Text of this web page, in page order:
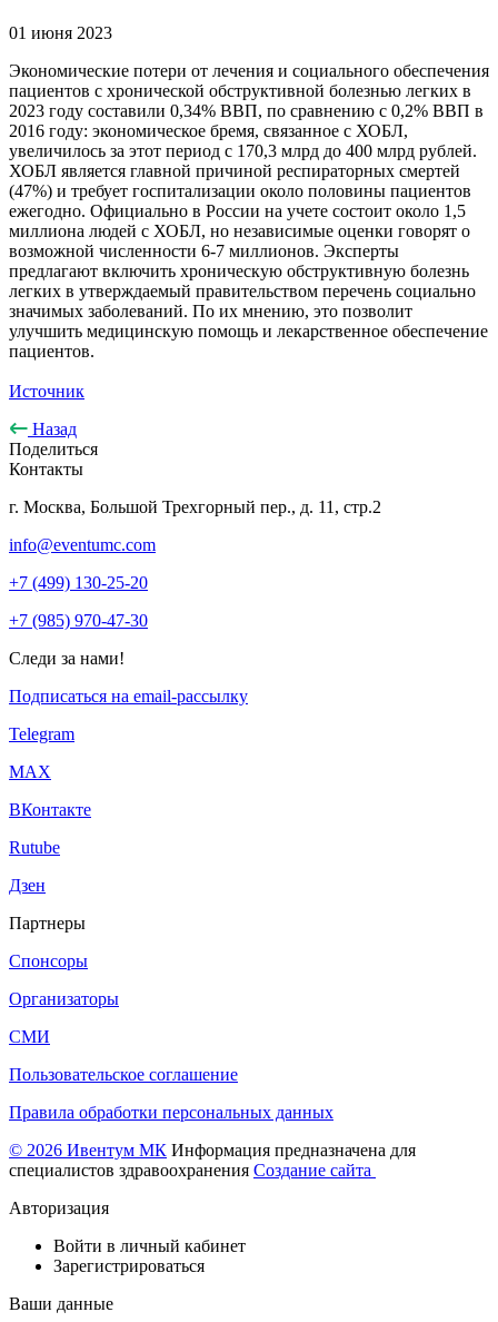
01 июня 2023
Экономические потери от лечения и социального обеспечения
пациентов с хронической обструктивной болезнью легких в
2023 году составили 0,34% ВВП, по сравнению с 0,2% ВВП в
2016 году: экономическое бремя, связанное с ХОБЛ,
увеличилось за этот период с 170,3 млрд до 400 млрд рублей.
ХОБЛ является главной причиной респираторных смертей
(47%) и требует госпитализации около половины пациентов
ежегодно. Официально в России на учете состоит около 1,5
миллиона людей с ХОБЛ, но независимые оценки говорят о
возможной численности 6-7 миллионов. Эксперты
предлагают включить хроническую обструктивную болезнь
легких в утверждаемый правительством перечень социально
значимых заболеваний. По их мнению, это позволит
улучшить медицинскую помощь и лекарственное обеспечение
пациентов.
Источник
Назад
Поделиться
Контакты
г. Москва, Большой Трехгорный пер., д. 11, стр.2
info@eventumc.com
+7 (499) 130-25-20
+7 (985) 970-47-30
Следи за нами!
Подписаться на email-рассылку
Telegram
МАХ
ВКонтакте
Rutube
Дзен
Партнеры
Спонсоры
Организаторы
СМИ
Пользовательское соглашение
Правила обработки персональных данных
© 2026 Ивентум МК Информация предназначена для
специалистов здравоохранения Создание сайта
Авторизация
Войти в личный кабинет
Зарегистрироваться
Ваши данные